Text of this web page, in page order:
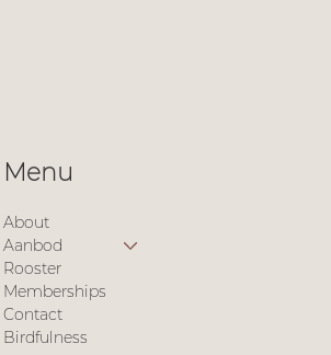
About
Aanbod
Rooster
Memberships
Contact
Birdfulness
Menu